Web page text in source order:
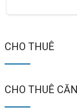
CHO THUÊ
CHO THUÊ